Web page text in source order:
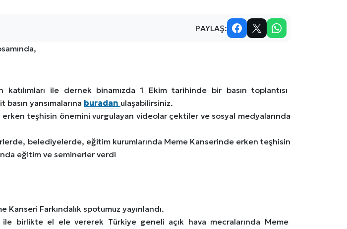
PAYLAŞ:
katılımları ile dernek binamızda 1 Ekim tarihinde bir basın toplantısı
basın yansımalarına buradan ulaşabilirsiniz.
erken teşhisin önemini vurgulayan videolar çektiler ve sosyal medyalarında
belediyelerde, eğitim kurumlarında Meme Kanserinde erken teşhisin
eğitim ve seminerler verdi
Kanseri Farkındalık spotumuz yayınlandı.
birlikte el ele vererek Türkiye geneli açık hava mecralarında Meme